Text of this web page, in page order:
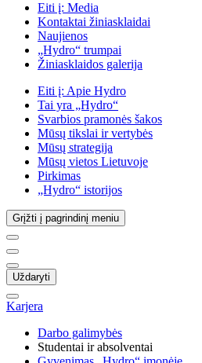
Eiti į: Media
Kontaktai žiniasklaidai
Naujienos
„Hydro“ trumpai
Žiniasklaidos galerija
Eiti į: Apie Hydro
Tai yra „Hydro“
Svarbios pramonės šakos
Mūsų tikslai ir vertybės
Mūsų strategija
Mūsų vietos Lietuvoje
Pirkimas
„Hydro“ istorijos
Grįžti į pagrindinį meniu
Uždaryti
Karjera
Darbo galimybės
Studentai ir absolventai